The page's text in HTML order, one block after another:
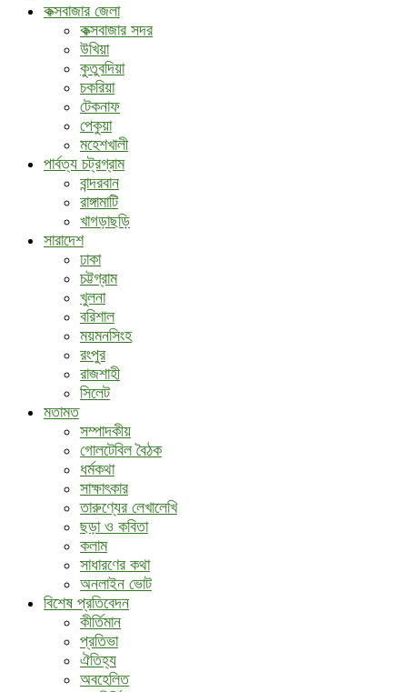
কক্সবাজার জেলা
কক্সবাজার সদর
উখিয়া
কুতুবদিয়া
চকরিয়া
টেকনাফ
পেকুয়া
মহেশখালী
পার্বত্য চট্রগ্রাম
বান্দরবান
রাঙ্গামাটি
খাগড়াছড়ি
সারাদেশ
ঢাকা
চট্টগ্রাম
খুলনা
বরিশাল
ময়মনসিংহ
রংপুর
রাজশাহী
সিলেট
মতামত
সম্পাদকীয়
গোলটেবিল বৈঠক
ধর্মকথা
সাক্ষাৎকার
তারুণ্যের লেখালেখি
ছড়া ও কবিতা
কলাম
সাধারণের কথা
অনলাইন ভোট
বিশেষ প্রতিবেদন
কীর্তিমান
প্রতিভা
ঐতিহ্য
অবহেলিত